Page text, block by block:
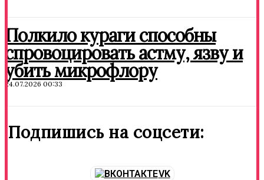
Полкило кураги способны
спровоцировать астму, язву и
убить микрофлору
24.07.2026 00:33
Подпишись на соцсети:
VK